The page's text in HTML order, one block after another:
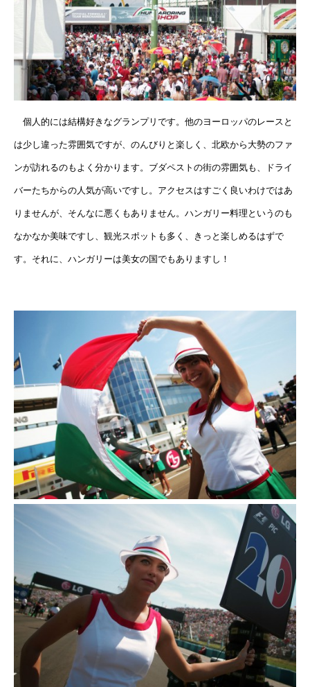
個人的には結構好きなグランプリです。他のヨーロッパのレースと
は少し違った雰囲気ですが、のんびりと楽しく、北欧から大勢のファ
ンが訪れるのもよく分かります。ブダペストの街の雰囲気も、ドライ
バーたちからの人気が高いですし。アクセスはすごく良いわけではあ
りませんが、そんなに悪くもありません。ハンガリー料理というのも
なかなか美味ですし、観光スポットも多く、きっと楽しめるはずで
す。それに、ハンガリーは美女の国でもありますし！